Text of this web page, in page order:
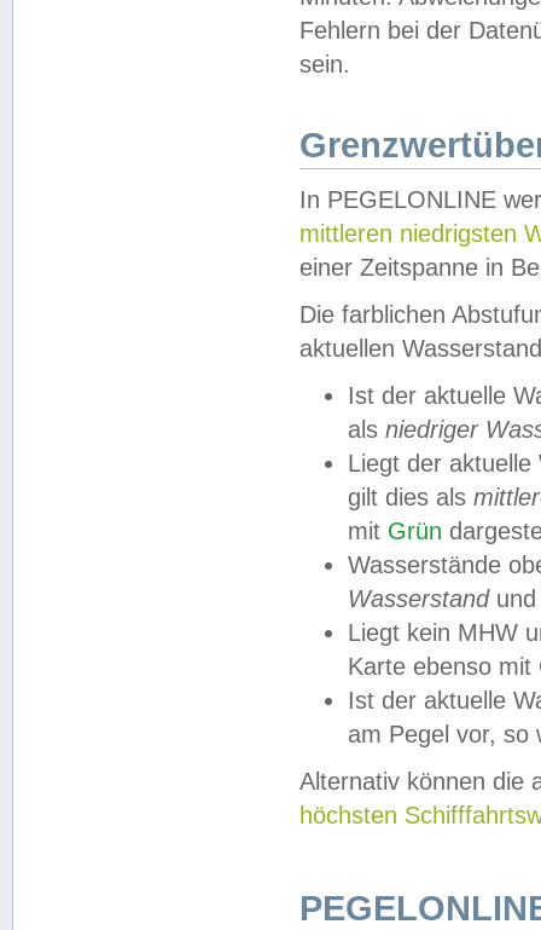
Fehlern bei der
sein.
In PEGELONLINE
mittleren niedrigsten
einer Zeitspanne in
Die farblichen
aktuellen
Ist der aktuelle
als niedriger
Liegt der
gilt dies als
mit Grün
Wasserstände
Wasserstandund
Liegt kein MHW
Karte ebenso mit
Ist der aktuelle
am Pegel vor,
Alternativ können die
höchsten